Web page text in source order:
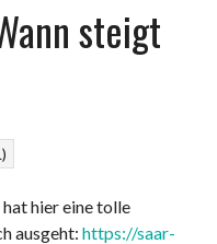
steigt
hier eine tolle
ausgeht: https://saar-